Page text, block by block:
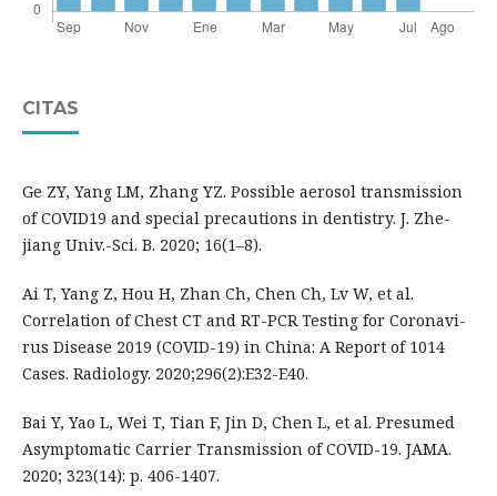
CITAS
Ge ZY, Yang LM, Zhang YZ. Possible aerosol transmission
of COVID19 and special precautions in dentistry. J. Zhe-
jiang Univ.-Sci. B. 2020; 16(1–8).
Ai T, Yang Z, Hou H, Zhan Ch, Chen Ch, Lv W, et al.
Correlation of Chest CT and RT-PCR Testing for Coronavi-
rus Disease 2019 (COVID-19) in China: A Report of 1014
Cases. Radiology. 2020;296(2):E32-E40.
Bai Y, Yao L, Wei T, Tian F, Jin D, Chen L, et al. Presumed
Asymptomatic Carrier Transmission of COVID-19. JAMA.
2020; 323(14): p. 406-1407.